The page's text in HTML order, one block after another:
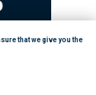
that we give you the